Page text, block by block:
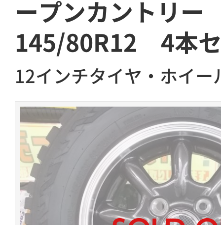
ープンカントリ
145/80R12 4本
12インチタイヤ・ホイー